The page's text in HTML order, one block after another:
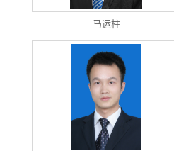
马运柱